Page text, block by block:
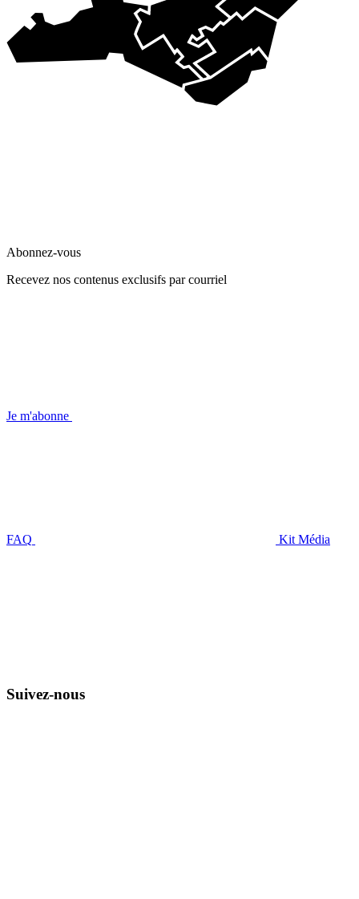
Abonnez-vous
Recevez nos contenus exclusifs par courriel
Je m'abonne
FAQ Kit Média
Suivez-nous